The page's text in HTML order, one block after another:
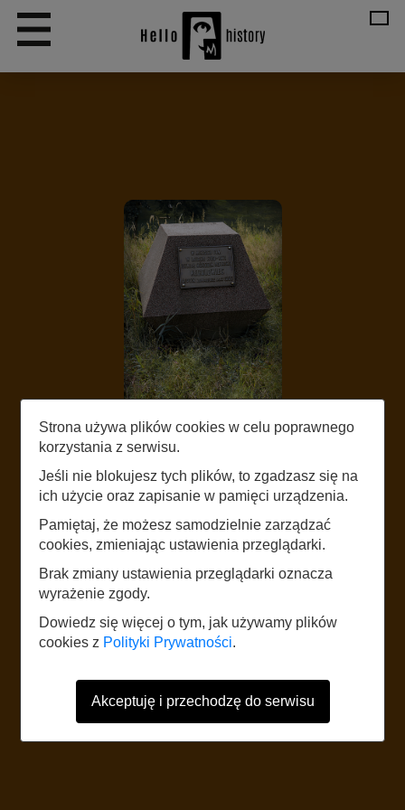
LISTEN
REGOLOWIEC
START
The website uses mobile data according to the standard rates of the
network operator. It is recommended to have a tariff with mobile internet.
Foreign users should refer to the current Internet data roaming tariff table.
Strona używa plików cookies w celu poprawnego
korzystania z serwisu.
Jeśli nie blokujesz tych plików, to zgadzasz się na
ich użycie oraz zapisanie w pamięci urządzenia.
Pamiętaj, że możesz samodzielnie zarządzać
cookies, zmieniając ustawienia przeglądarki.
Brak zmiany ustawienia przeglądarki oznacza
wyrażenie zgody.
Dowiedz się więcej o tym, jak używamy plików
cookies z Polityki Prywatności.
Akceptuję i przechodzę do serwisu